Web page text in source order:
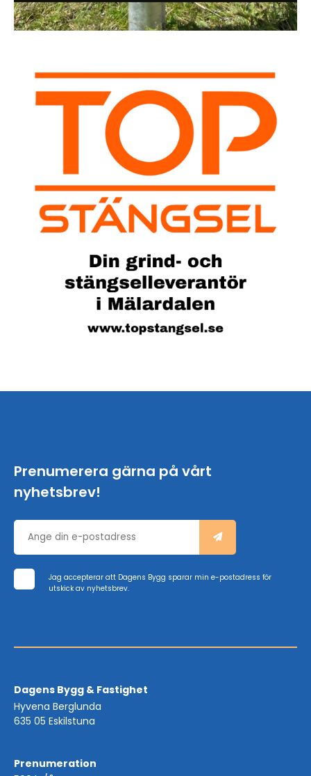
Prenumerera gärna på vårt
nyhetsbrev!
Jag accepterar att Dagens Bygg sparar min e-postadress för
utskick av nyhetsbrev.
Dagens Bygg & Fastighet
Hyvena Berglunda
635 05 Eskilstuna
Prenumeration